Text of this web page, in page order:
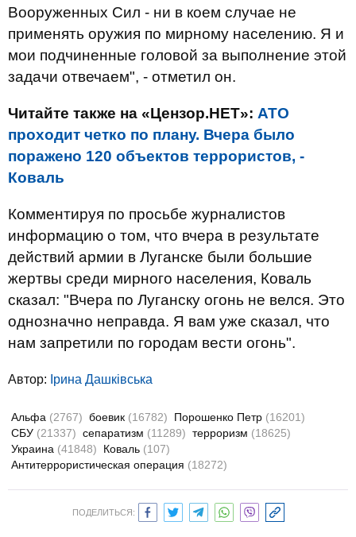
Вооруженных Сил - ни в коем случае не
применять оружия по мирному населению. Я и
мои подчиненные головой за выполнение этой
задачи отвечаем", - отметил он.
Читайте также на «Цензор.НЕТ»: АТО
проходит четко по плану. Вчера было
поражено 120 объектов террористов, -
Коваль
Комментируя по просьбе журналистов
информацию о том, что вчера в результате
действий армии в Луганске были большие
жертвы среди мирного населения, Коваль
сказал: "Вчера по Луганску огонь не велся. Это
однозначно неправда. Я вам уже сказал, что
нам запретили по городам вести огонь".
Автор: Ірина Дашківська
Альфа (2767) боевик (16782) Порошенко Петр (16201)
СБУ (21337) сепаратизм (11289) терроризм (18625)
Украина (41848) Коваль (107)
Антитеррористическая операция (18272)
ПОДЕЛИТЬСЯ: